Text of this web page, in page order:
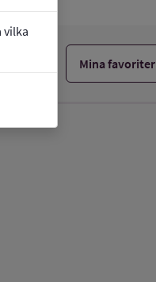
vilka
Mina favoriter